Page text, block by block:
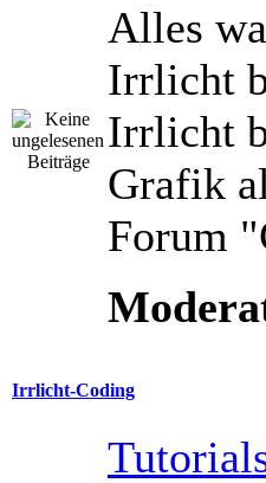
Alles
Irrlicht
Irrlicht
Grafik
Forum
Irrlicht-Coding